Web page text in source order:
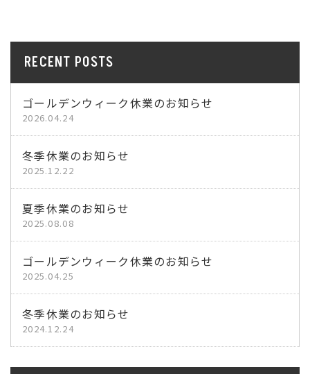
RECENT POSTS
ゴールデンウィーク休業のお知らせ
2026.04.24
冬季休業のお知らせ
2025.12.22
夏季休業のお知らせ
2025.08.08
ゴールデンウィーク休業のお知らせ
2025.04.25
冬季休業のお知らせ
2024.12.24